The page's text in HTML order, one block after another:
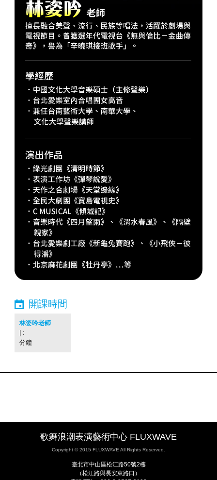
開課時間
林姿吟老師
| :
分鐘
歌舞浪潮表演藝術中心 FLUXWAVE
Copyright © 2015 FLUXWAVE All Rights Reserved.
臺北市中山區松江路50號2樓
（松江路與長安東路口）